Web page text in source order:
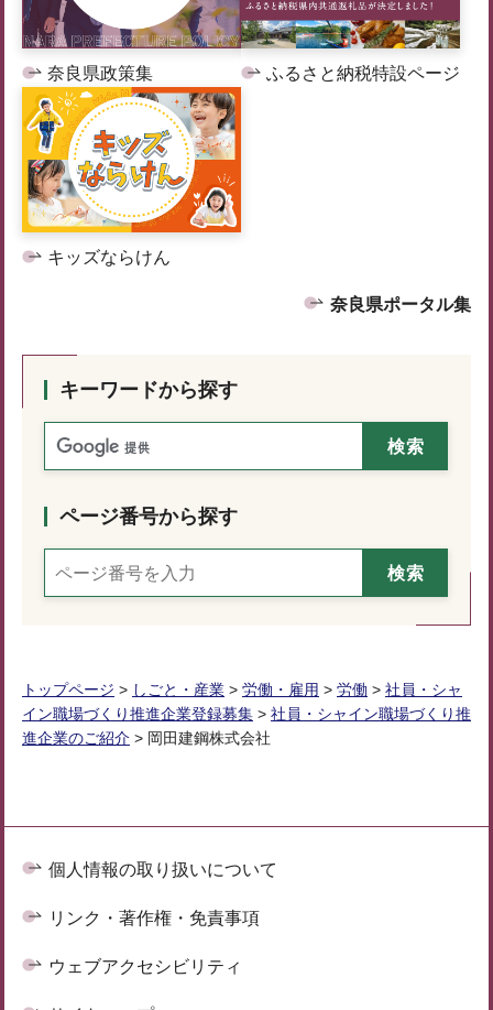
奈良県政策集 ふるさと納税特設ページ
キッズならけん
奈良県ポータル集
キーワードから探す
ページ番号から探す
トップページ > しごと・産業 > 労働・雇用 > 労働 > 社員・シャ
イン職場づくり推進企業登録募集 > 社員・シャイン職場づくり推
進企業のご紹介 > 岡田建鋼株式会社
個人情報の取り扱いについて
リンク・著作権・免責事項
ウェブアクセシビリティ